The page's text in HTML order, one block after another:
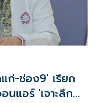
ก่-ช่อง9' เรียก
แอร์ 'เจาะลึกทั่ว